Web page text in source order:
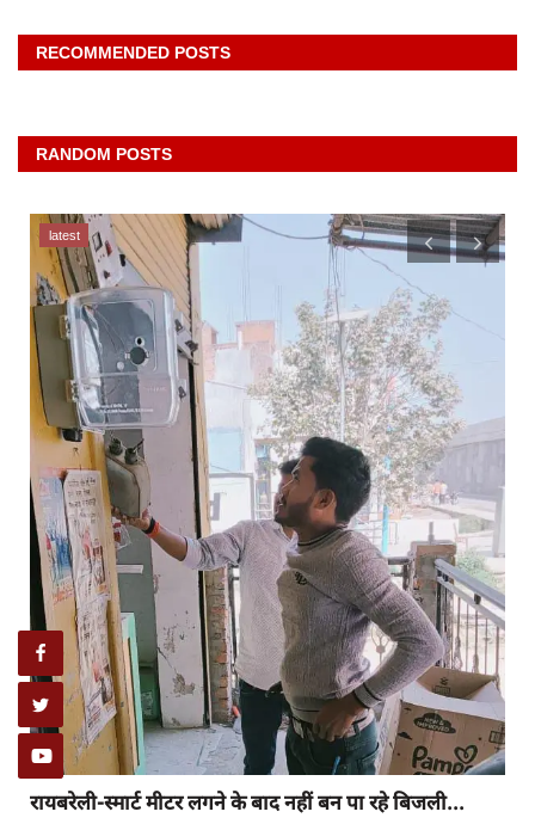
RECOMMENDED POSTS
RANDOM POSTS
latest
रायबरेली-स्मार्ट मीटर लगने के बाद नहीं बन पा रहे बिजली...